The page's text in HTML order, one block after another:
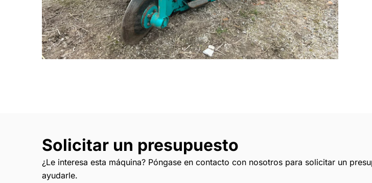
Solicitar un presupuesto
¿Le interesa esta máquina? Póngase en contacto con nosotros para solicitar un
ayudarle.